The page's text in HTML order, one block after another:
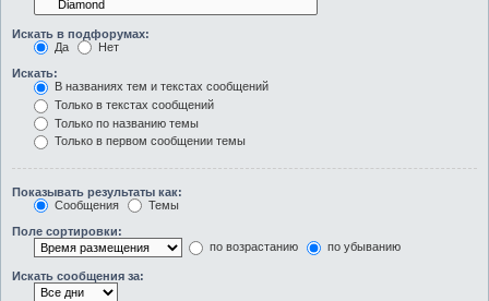
Искать в подфорумах:
Да
Нет
Искать:
В названиях тем и текстах сообщений
Только в текстах сообщений
Только по названию темы
Только в первом сообщении темы
Показывать результаты как:
Сообщения
Темы
Поле сортировки:
по возрастанию
по убыванию
Искать сообщения за: